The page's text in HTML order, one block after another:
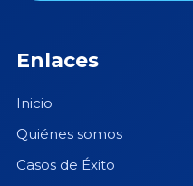
Enlaces
Inicio
Quiénes somos
Casos de Éxito